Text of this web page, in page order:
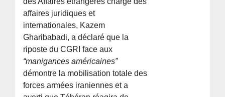
affaires juridiques et
internationales, Kazem
Gharibabadi, a déclaré que la
riposte du CGRI face aux
“manigances américaines”
démontre la mobilisation totale des
forces armées iraniennes et a